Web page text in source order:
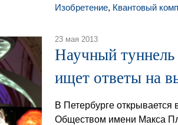
Изобретение, Квантовый
23 мая 2013
Научный
ищет ответы на
В Петербурге открывается
Обществом имени Макса